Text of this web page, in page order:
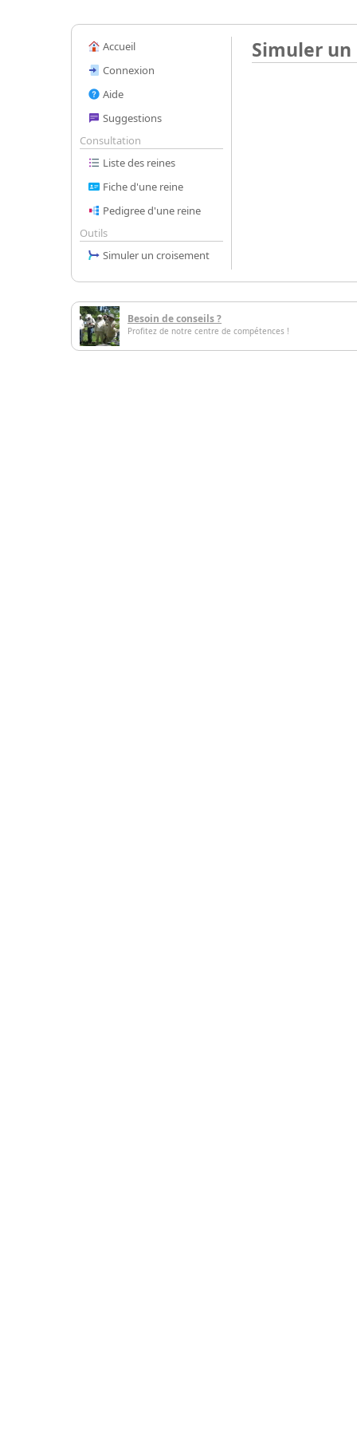
Accueil
Connexion
Aide
Suggestions
Consultation
Liste des reines
Fiche d'une reine
Pedigree d'une reine
Outils
Simuler un croisement
Simuler
Besoin de conseils ?
Profitez de notre centre de compétences !